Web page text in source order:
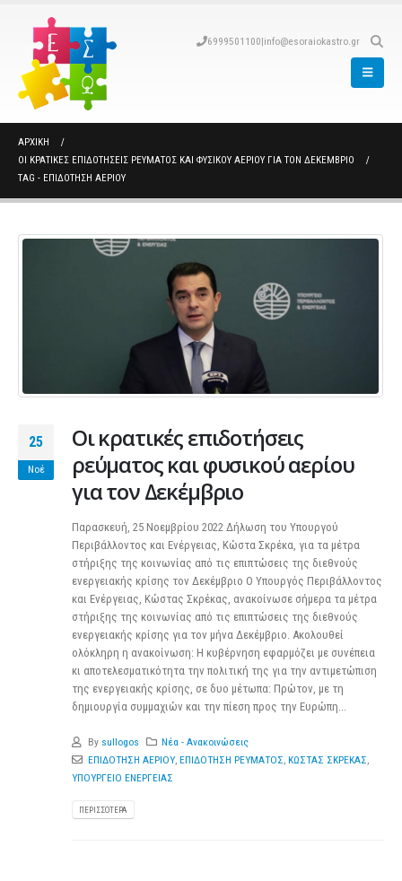
6999501100|info@esoraiokastro.gr
ΑΡΧΙΚΉ
ΟΙ ΚΡΑΤΙΚΈΣ ΕΠΙΔΟΤΉΣΕΙΣ ΡΕΎΜΑΤΟΣ ΚΑΙ ΦΥΣΙΚΟΎ ΑΕΡΊΟΥ ΓΙΑ ΤΟΝ ΔΕΚΈΜΒΡΙΟ
TAG - ΕΠΙΔΟΤΗΣΗ ΑΕΡΙΟΥ
25
Νοέ
Οι κρατικές επιδοτήσεις
ρεύματος και φυσικού αερίου
για τον Δεκέμβριο
Παρασκευή, 25 Νοεμβρίου 2022 Δήλωση του Υπουργού
Περιβάλλοντος και Ενέργειας, Κώστα Σκρέκα, για τα μέτρα
στήριξης της κοινωνίας από τις επιπτώσεις της διεθνούς
ενεργειακής κρίσης τον Δεκέμβριο Ο Υπουργός Περιβάλλοντος
και Ενέργειας, Κώστας Σκρέκας, ανακοίνωσε σήμερα τα μέτρα
στήριξης της κοινωνίας από τις επιπτώσεις της διεθνούς
ενεργειακής κρίσης για τον μήνα Δεκέμβριο. Ακολουθεί
ολόκληρη η ανακοίνωση: Η κυβέρνηση εφαρμόζει με συνέπεια
κι αποτελεσματικότητα την πολιτική της για την αντιμετώπιση
της ενεργειακής κρίσης, σε δυο μέτωπα: Πρώτον, με τη
δημιουργία συμμαχιών και την πίεση προς την Ευρώπη...
By sullogos
Νέα - Ανακοινώσεις
ΕΠΙΔΟΤΗΣΗ ΑΕΡΙΟΥ, ΕΠΙΔΟΤΗΣΗ ΡΕΥΜΑΤΟΣ ΚΩΣΤΑΣ ΣΚΡΕΚΑΣ
ΥΠΟΥΡΓΕΙΟ ΕΝΕΡΓΕΙΑΣ
ΠΕΡΙΣΣΌΤΕΡΑ